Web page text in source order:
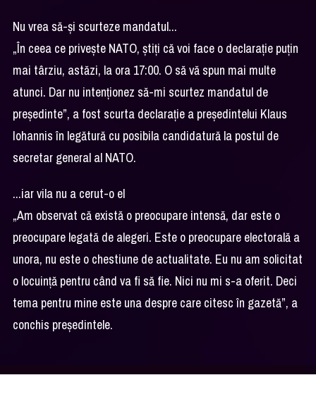
Nu vrea să-și scurteze mandatul...
„În ceea ce privește NATO, știți că voi face o declarație puțin
mai târziu, astăzi, la ora 17:00. O să vă spun mai multe
atunci. Dar nu intenționez să-mi scurtez mandatul de
președinte”, a fost scurta declarație a președintelui Klaus
Iohannis în legătură cu posibila candidatură la postul de
secretar general al NATO.
...iar vila nu a cerut-o el
„Am observat că există o preocupare intensă, dar este o
preocupare legată de alegeri. Este o preocupare electorală a
unora, nu este o chestiune de actualitate. Eu nu am solicitat
o locuință pentru când va fi să fie. Nici nu mi s-a oferit. Deci
tema pentru mine este una despre care citesc în gazetă”, a
conchis președintele.